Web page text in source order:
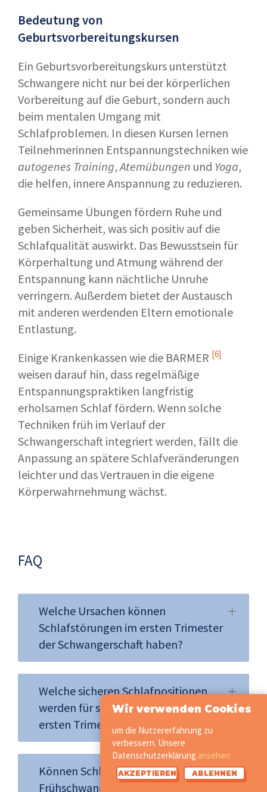
Bedeutung von
Geburtsvorbereitungskursen
Ein Geburtsvorbereitungskurs unterstützt
Schwangere nicht nur bei der körperlichen
Vorbereitung auf die Geburt, sondern auch
beim mentalen Umgang mit
Schlafproblemen. In diesen Kursen lernen
Teilnehmerinnen Entspannungstechniken wie
autogenes Training,Atemübungen und Yoga,
die helfen, innere Anspannung zu reduzieren.
Gemeinsame Übungen fördern Ruhe und
geben Sicherheit, was sich positiv auf die
Schlafqualität auswirkt. Das Bewusstsein für
Körperhaltung und Atmung während der
Entspannung kann nächtliche Unruhe
verringern. Außerdem bietet der Austausch
mit anderen werdenden Eltern emotionale
Entlastung.
Einige Krankenkassen wie die BARMER [6]
weisen darauf hin, dass regelmäßige
Entspannungspraktiken langfristig
erholsamen Schlaf fördern. Wenn solche
Techniken früh im Verlauf der
Schwangerschaft integriert werden, fällt die
Anpassung an spätere Schlafveränderungen
leichter und das Vertrauen in die eigene
Körperwahrnehmung wächst.
FAQ
Welche Ursachen können
Schlafstörungen im ersten Trimester
der Schwangerschaft haben?
Welche sicheren Schlafpositionen
werden für schwangere Frauen im
ersten Trimester empfohlen?
Können Schlafstörungen in der
Frühschwangerschaft ein Zeichen für
Wir verwenden Cookies
um die Nutzererfahrung zu
verbessern. Unsere
Datenschutzerklärung ansehen
AKZEPTIEREN ABLEHNEN